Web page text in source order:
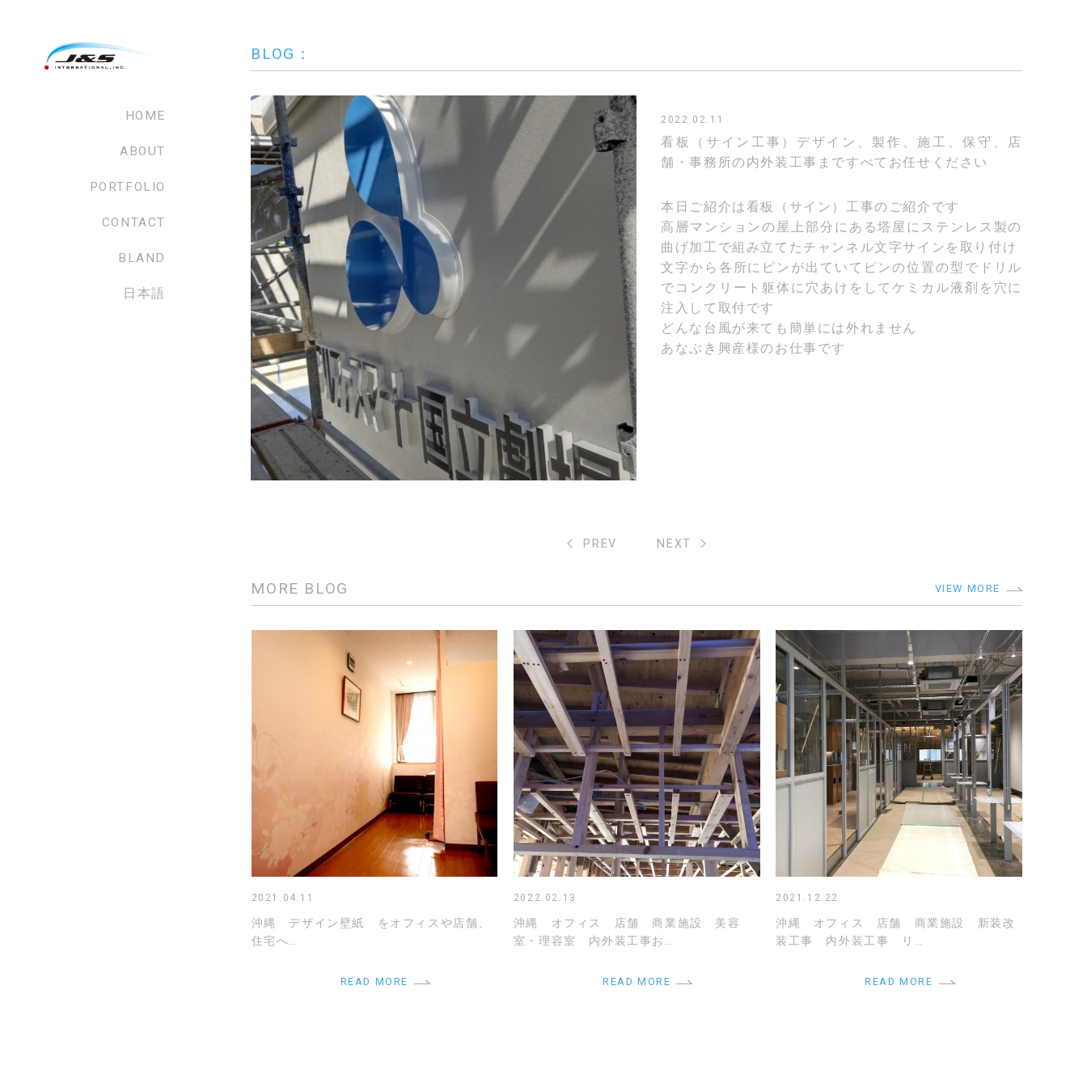
HOME
ABOUT
PORTFOLIO
CONTACT
BLAND
日本語
BLOG：
2022.02.11
看板（サイン工事）デザイン、製作、施工、保守、店
舗・事務所の内外装工事まですべてお任せください
本日ご紹介は看板（サイン）工事のご紹介です
高層マンションの屋上部分にある塔屋にステンレス製の
曲げ加工で組み立てたチャンネル文字サインを取り付け
文字から各所にピンが出ていてピンの位置の型でドリル
でコンクリート躯体に穴あけをしてケミカル液剤を穴に
注入して取付です
どんな台風が来ても簡単には外れません
あなぶき興産様のお仕事です
PREV NEXT
MORE BLOG VIEW MORE
2021.04.11
沖縄 デザイン壁紙 をオフィスや店舗、
住宅へ…
READ MORE
2022.02.13
沖縄 オフィス 店舗 商業施設 美容
室・理容室 内外装工事お…
READ MORE
2021.12.22
沖縄 オフィス 店舗 商業施設 新装改
装工事 内外装工事 リ…
READ MORE